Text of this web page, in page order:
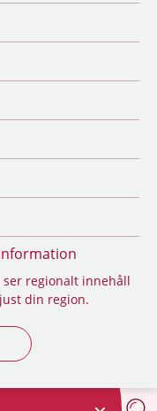
regionalt innehåll
din region.